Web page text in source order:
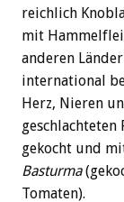
reichlich
mit
anderen
international
Herz, Nieren
geschlachteten
gekocht und
Basturma
Tomaten).